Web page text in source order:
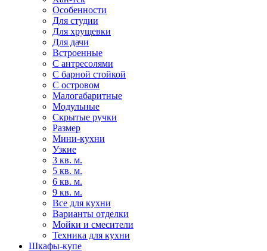
Особенности
Для студии
Для хрущевки
Для дачи
Встроенные
С антресолями
С барной стойкой
С островом
Малогабаритные
Модульные
Скрытые ручки
Размер
Мини-кухни
Узкие
3 кв. м.
5 кв. м.
6 кв. м.
9 кв. м.
Все для кухни
Варианты отделки
Мойки и смесители
Техника для кухни
Шкафы-купе